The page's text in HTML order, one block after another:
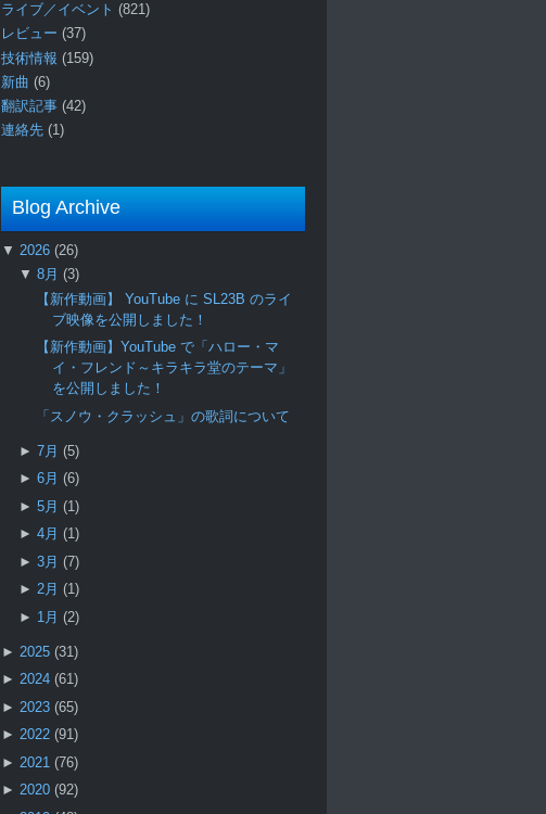
ライブ／イベント (821)
レビュー (37)
技術情報 (159)
新曲 (6)
翻訳記事 (42)
連絡先 (1)
Blog Archive
▼ 2026 (26)
▼ 8月 (3)
【新作動画】 YouTube に SL23B のライ
ブ映像を公開しました！
【新作動画】YouTube で「ハロー・マ
イ・フレンド～キラキラ堂のテーマ」
を公開しました！
「スノウ・クラッシュ」の歌詞について
► 7月 (5)
► 6月 (6)
► 5月 (1)
► 4月 (1)
► 3月 (7)
► 2月 (1)
► 1月 (2)
► 2025 (31)
► 2024 (61)
► 2023 (65)
► 2022 (91)
► 2021 (76)
► 2020 (92)